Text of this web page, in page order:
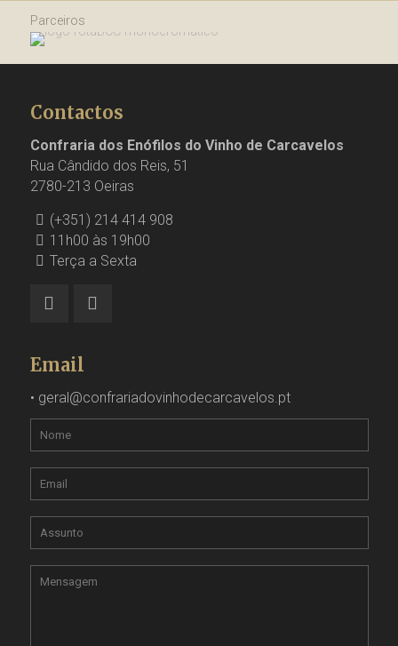
Parceiros
Contactos
Confraria dos Enófilos do Vinho de Carcavelos
Rua Cândido dos Reis, 51
2780-213 Oeiras
(+351) 214 414 908
11h00 às 19h00
Terça a Sexta
Email
• geral@confrariadovinhodecarcavelos.pt